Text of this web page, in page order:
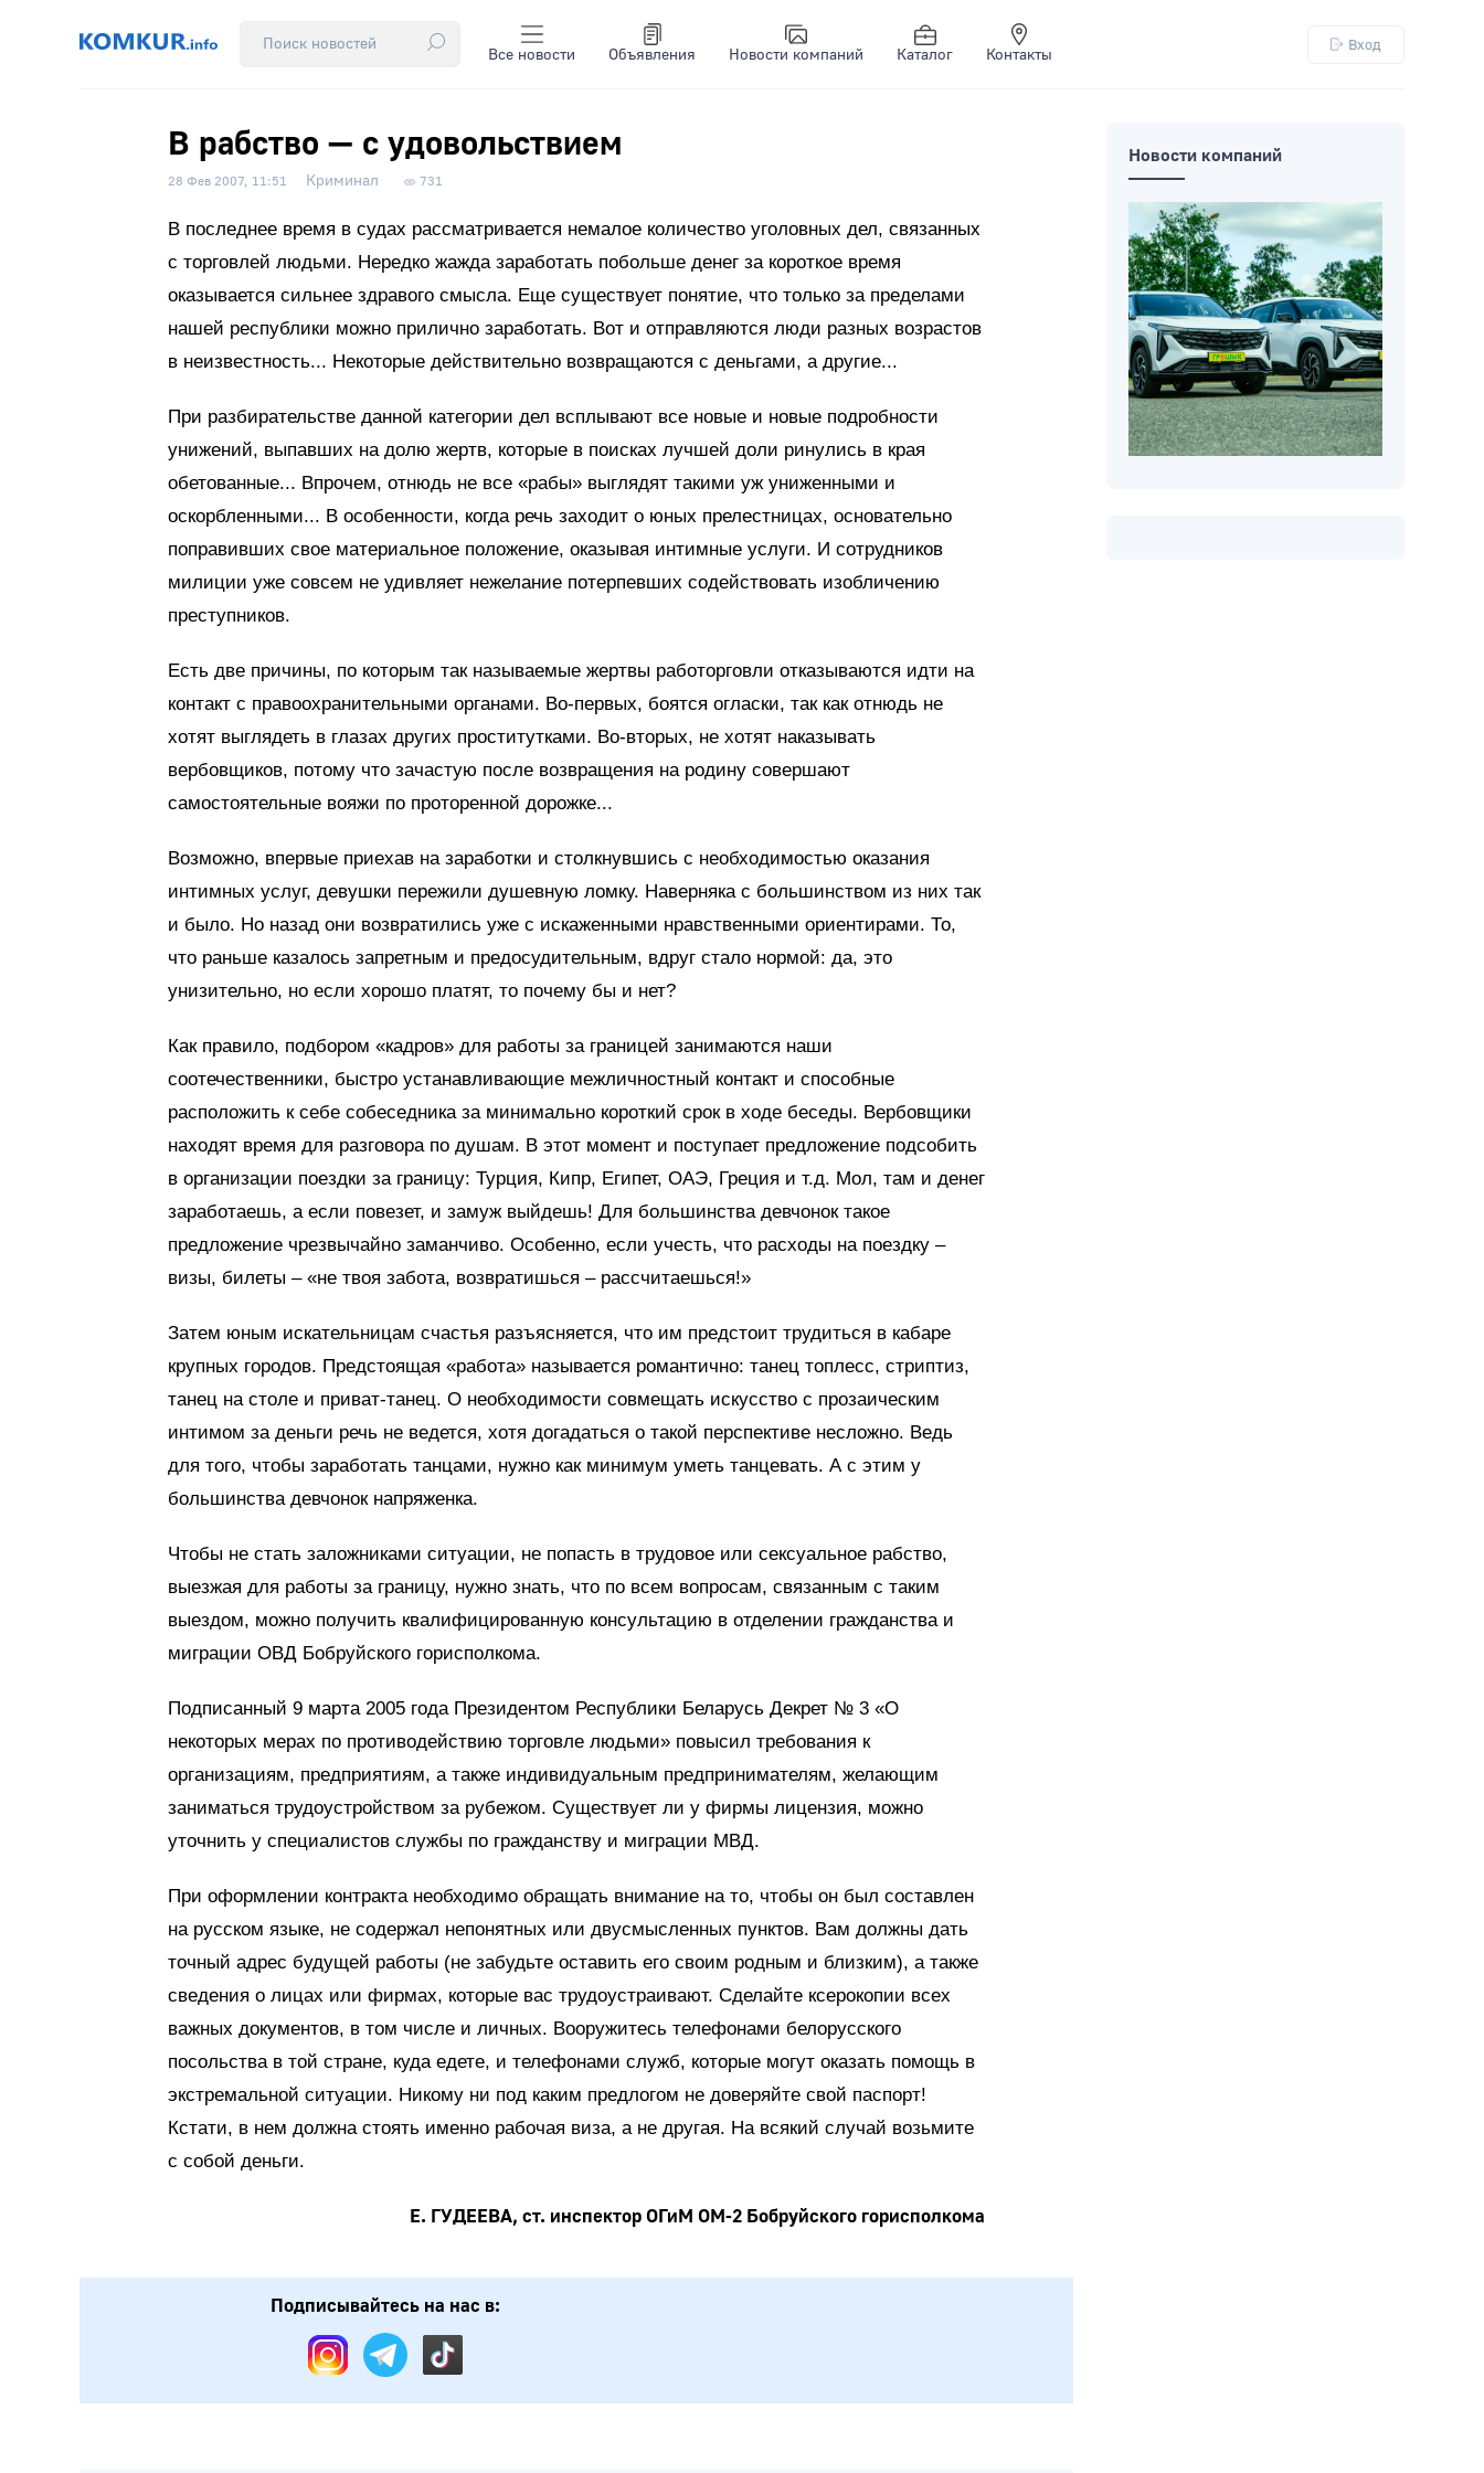
Все новости Объявления Новости компаний Каталог Контакты
Вход
В рабство — с удовольствием
28 Фев 2007, 11:51 Криминал 731
В последнее время в судах рассматривается немалое количество уголовных дел, связанных
с торговлей людьми. Нередко жажда заработать побольше денег за короткое время
оказывается сильнее здравого смысла. Еще существует понятие, что только за пределами
нашей республики можно прилично заработать. Вот и отправляются люди разных возрастов
в неизвестность... Некоторые действительно возвращаются с деньгами, а другие...
При разбирательстве данной категории дел всплывают все новые и новые подробности
унижений, выпавших на долю жертв, которые в поисках лучшей доли ринулись в края
обетованные... Впрочем, отнюдь не все «рабы» выглядят такими уж униженными и
оскорбленными... В особенности, когда речь заходит о юных прелестницах, основательно
поправивших свое материальное положение, оказывая интимные услуги. И сотрудников
милиции уже совсем не удивляет нежелание потерпевших содействовать изобличению
преступников.
Есть две причины, по которым так называемые жертвы работорговли отказываются идти на
контакт с правоохранительными органами. Во-первых, боятся огласки, так как отнюдь не
хотят выглядеть в глазах других проститутками. Во-вторых, не хотят наказывать
вербовщиков, потому что зачастую после возвращения на родину совершают
самостоятельные вояжи по проторенной дорожке...
Возможно, впервые приехав на заработки и столкнувшись с необходимостью оказания
интимных услуг, девушки пережили душевную ломку. Наверняка с большинством из них так
и было. Но назад они возвратились уже с искаженными нравственными ориентирами. То,
что раньше казалось запретным и предосудительным, вдруг стало нормой: да, это
унизительно, но если хорошо платят, то почему бы и нет?
Как правило, подбором «кадров» для работы за границей занимаются наши
соотечественники, быстро устанавливающие межличностный контакт и способные
расположить к себе собеседника за минимально короткий срок в ходе беседы. Вербовщики
находят время для разговора по душам. В этот момент и поступает предложение подсобить
в организации поездки за границу: Турция, Кипр, Египет, ОАЭ, Греция и т.д. Мол, там и денег
заработаешь, а если повезет, и замуж выйдешь! Для большинства девчонок такое
предложение чрезвычайно заманчиво. Особенно, если учесть, что расходы на поездку –
визы, билеты – «не твоя забота, возвратишься – рассчитаешься!»
Затем юным искательницам счастья разъясняется, что им предстоит трудиться в кабаре
крупных городов. Предстоящая «работа» называется романтично: танец топлесс, стриптиз,
танец на столе и приват-танец. О необходимости совмещать искусство с прозаическим
интимом за деньги речь не ведется, хотя догадаться о такой перспективе несложно. Ведь
для того, чтобы заработать танцами, нужно как минимум уметь танцевать. А с этим у
большинства девчонок напряженка.
Чтобы не стать заложниками ситуации, не попасть в трудовое или сексуальное рабство,
выезжая для работы за границу, нужно знать, что по всем вопросам, связанным с таким
выездом, можно получить квалифицированную консультацию в отделении гражданства и
миграции ОВД Бобруйского горисполкома.
Подписанный 9 марта 2005 года Президентом Республики Беларусь Декрет № 3 «О
некоторых мерах по противодействию торговле людьми» повысил требования к
организациям, предприятиям, а также индивидуальным предпринимателям, желающим
заниматься трудоустройством за рубежом. Существует ли у фирмы лицензия, можно
уточнить у специалистов службы по гражданству и миграции МВД.
При оформлении контракта необходимо обращать внимание на то, чтобы он был составлен
на русском языке, не содержал непонятных или двусмысленных пунктов. Вам должны дать
точный адрес будущей работы (не забудьте оставить его своим родным и близким), а также
сведения о лицах или фирмах, которые вас трудоустраивают. Сделайте ксерокопии всех
важных документов, в том числе и личных. Вооружитесь телефонами белорусского
посольства в той стране, куда едете, и телефонами служб, которые могут оказать помощь в
экстремальной ситуации. Никому ни под каким предлогом не доверяйте свой паспорт!
Кстати, в нем должна стоять именно рабочая виза, а не другая. На всякий случай возьмите
с собой деньги.
Е. ГУДЕЕВА, ст. инспектор ОГиМ ОМ-2 Бобруйского горисполкома
Подписывайтесь на нас в:
Новости компаний